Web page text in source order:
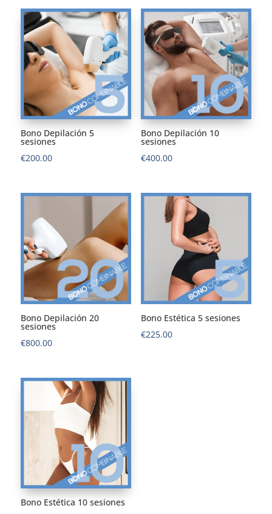
Bono Depilación 5
sesiones
€200.00
Bono Depilación 10
sesiones
€400.00
Bono Depilación 20
sesiones
€800.00
Bono Estética 5 sesiones
€225.00
Bono Estética 10 sesiones